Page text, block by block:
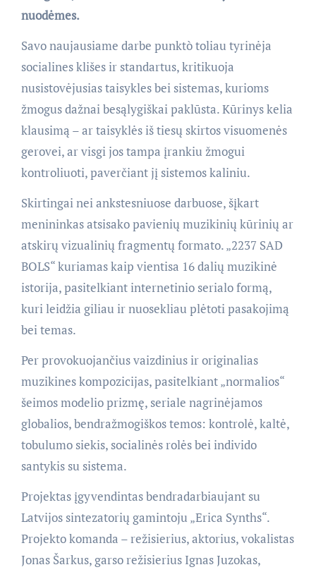
nuodėmes.
Savo naujausiame darbe punktò toliau tyrinėja
socialines klišes ir standartus, kritikuoja
nusistovėjusias taisykles bei sistemas, kurioms
žmogus dažnai besąlygiškai paklūsta. Kūrinys kelia
klausimą – ar taisyklės iš tiesų skirtos visuomenės
gerovei, ar visgi jos tampa įrankiu žmogui
kontroliuoti, paverčiant jį sistemos kaliniu.
Skirtingai nei ankstesniuose darbuose, šįkart
menininkas atsisako pavienių muzikinių kūrinių ar
atskirų vizualinių fragmentų formato. „2237 SAD
BOLS“ kuriamas kaip vientisa 16 dalių muzikinė
istorija, pasitelkiant internetinio serialo formą,
kuri leidžia giliau ir nuosekliau plėtoti pasakojimą
bei temas.
Per provokuojančius vaizdinius ir originalias
muzikines kompozicijas, pasitelkiant „normalios“
šeimos modelio prizmę, seriale nagrinėjamos
globalios, bendražmogiškos temos: kontrolė, kaltė,
tobulumo siekis, socialinės rolės bei individo
santykis su sistema.
Projektas įgyvendintas bendradarbiaujant su
Latvijos sintezatorių gamintoju „Erica Synths“.
Projekto komanda – režisierius, aktorius, vokalistas
Jonas Šarkus, garso režisierius Ignas Juzokas,